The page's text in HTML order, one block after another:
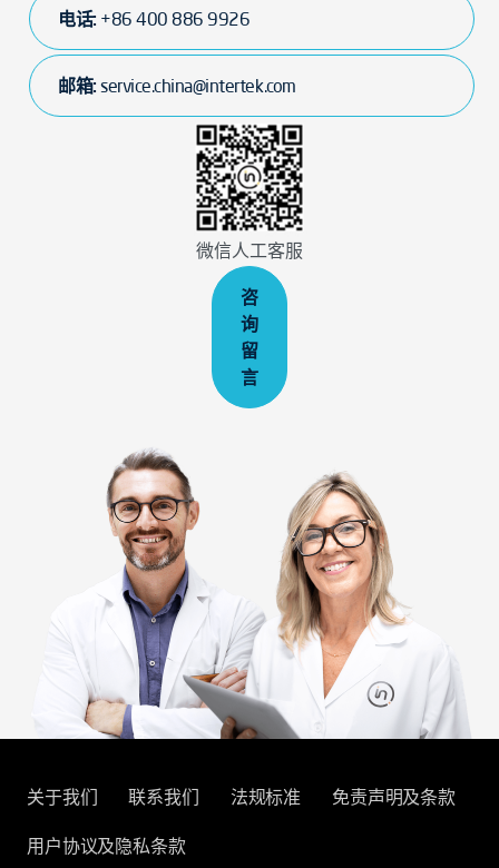
电话: +86 400 886 9926
邮箱:service.china@intertek.com
微信人工客服
咨
询
留
言
关于我们 联系我们 法规标准 免责声明及条款
用户协议及隐私条款